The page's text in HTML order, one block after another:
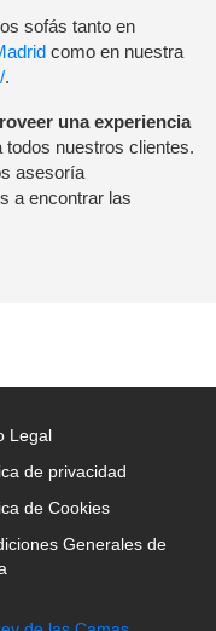
sofás tanto en
como en nuestra
.
una experiencia
todos nuestros clientes.
asesoría
a encontrar las
Legal
de privacidad
de Cookies
Generales de